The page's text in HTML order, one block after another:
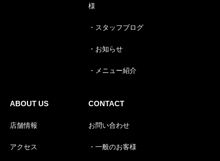
様
・スタッフブログ
・お知らせ
・メニュー紹介
ABOUT US
店舗情報
アクセス
CONTACT
お問い合わせ
・一般のお客様